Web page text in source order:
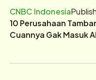
CNBC Indonesia
10 Perusahaan
Cuannya Gak Masuk